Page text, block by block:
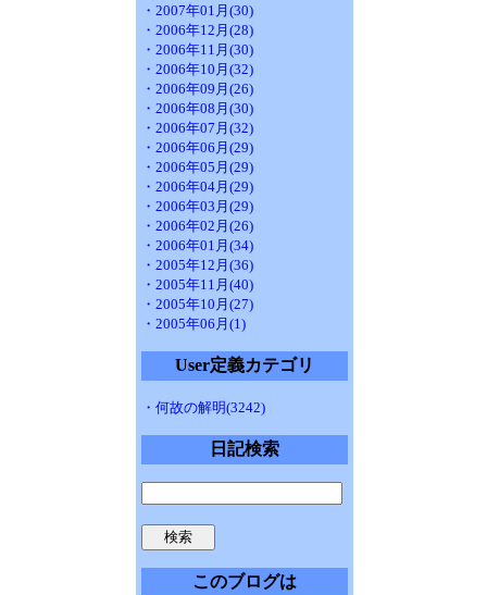
・2007年01月(30)
・2006年12月(28)
・2006年11月(30)
・2006年10月(32)
・2006年09月(26)
・2006年08月(30)
・2006年07月(32)
・2006年06月(29)
・2006年05月(29)
・2006年04月(29)
・2006年03月(29)
・2006年02月(26)
・2006年01月(34)
・2005年12月(36)
・2005年11月(40)
・2005年10月(27)
・2005年06月(1)
User定義カテゴリ
・何故の解明(3242)
日記検索
このブログは